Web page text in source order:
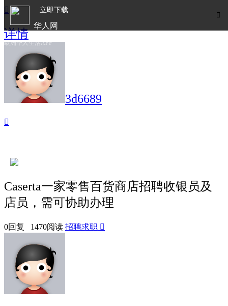

立即下载
华人网
欧洲华人生活APP

详情
3d6689

Caserta一家零售百货商店招聘收银员及
店员，需可协助办理
0回复 1470阅读 招聘求职 